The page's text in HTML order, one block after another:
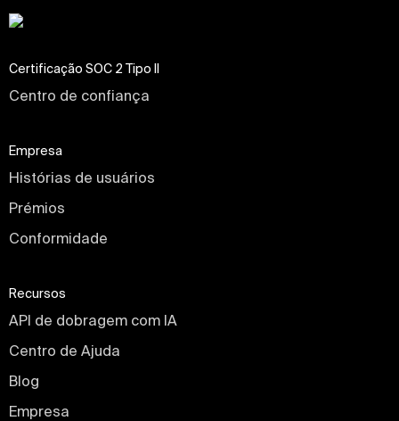
Certificação SOC 2 Tipo II
Centro de confiança
Empresa
Histórias de usuários
Prémios
Conformidade
Recursos
API de dobragem com IA
Centro de Ajuda
Blog
Empresa